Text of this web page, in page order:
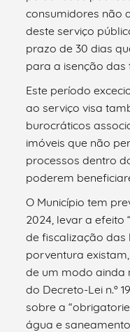
consumidores não
deste serviço
prazo de 30 dias
para a isenção
Este período
ao serviço visa
burocráticos
imóveis que não
processos dentro
poderem
O Município tem
2024, levar a efeito
de fiscalização das
porventura
de um modo ainda
do Decreto-Lei n.º
sobre a
água e